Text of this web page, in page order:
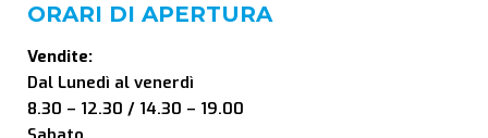
ORARI DI APERTURA
Vendite:
Dal Lunedì al venerdì
8.30 – 12.30 / 14.30 – 19.00